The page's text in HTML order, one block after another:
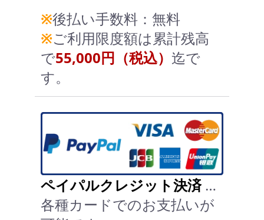
※後払い手数料：無料
※ご利用限度額は累計残高
で55,000円（税込） 迄で
す。
ペイパルクレジット決済…
各種カードでのお支払いが